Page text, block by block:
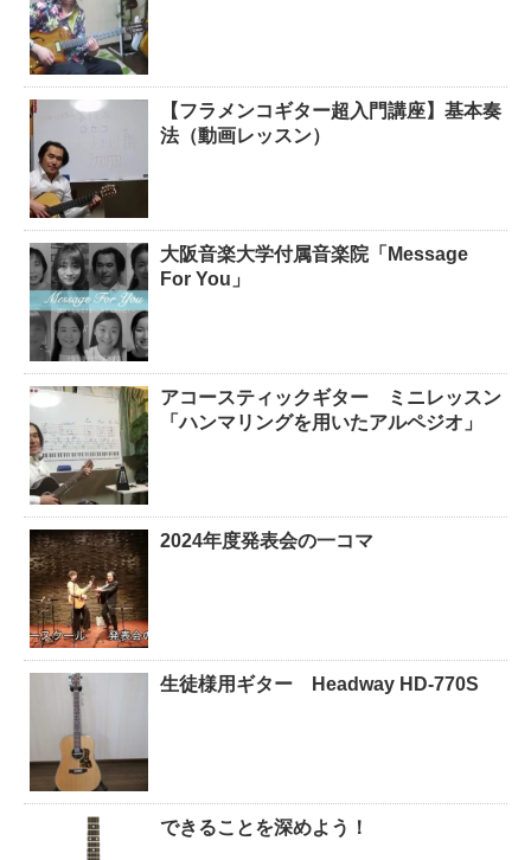
【フラメンコギター超入門講座】基本奏
法（動画レッスン）
大阪音楽大学付属音楽院「Message
For You」
アコースティックギター ミニレッスン
「ハンマリングを用いたアルペジオ」
2024年度発表会の一コマ
生徒様用ギター Headway HD-770S
できることを深めよう！